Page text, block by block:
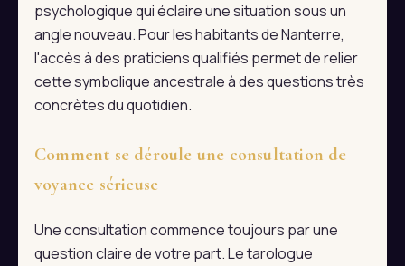
psychologique qui éclaire une situation sous un
angle nouveau. Pour les habitants de Nanterre,
l'accès à des praticiens qualifiés permet de relier
cette symbolique ancestrale à des questions très
concrètes du quotidien.
Comment se déroule une consultation de
voyance sérieuse
Une consultation commence toujours par une
question claire de votre part. Le tarologue